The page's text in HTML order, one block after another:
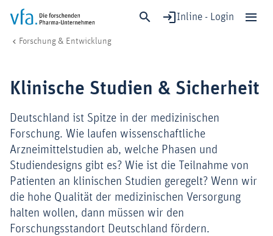
Inline - Login
Forschung & Entwicklung
Wirtschaft & Standort
Digitalisierung & KI
Verband & Mitglieder
Mitglied werden!
Medien
Forschung & Entwicklung
Klinische Studien & Sicherheit
Deutschland ist Spitze in der medizinischen
Forschung. Wie laufen wissenschaftliche
Arzneimittelstudien ab, welche Phasen und
Studiendesigns gibt es? Wie ist die Teilnahme von
Patienten an klinischen Studien geregelt? Wenn wir
die hohe Qualität der medizinischen Versorgung
halten wollen, dann müssen wir den
Forschungsstandort Deutschland fördern.